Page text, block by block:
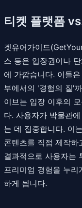
티켓 플랫폼
겟유어가이드
스 등은 입장권이나
에 가깝습니다. 이들
부에서의 '경험의 질'
이브는 입장 이후의
다. 사용자가 박물관
는 데 집중합니다. 이
콘텐츠를 직접 제작하
결과적으로 사용자는
프리미엄 경험을 누리
하게 됩니다.